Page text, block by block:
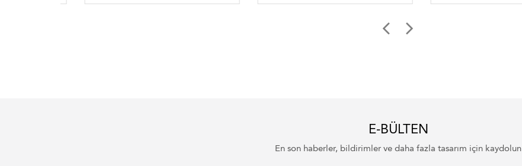
E-BÜLTEN
En son haberler, bildirimler ve daha fazla tasarım için kaydolun